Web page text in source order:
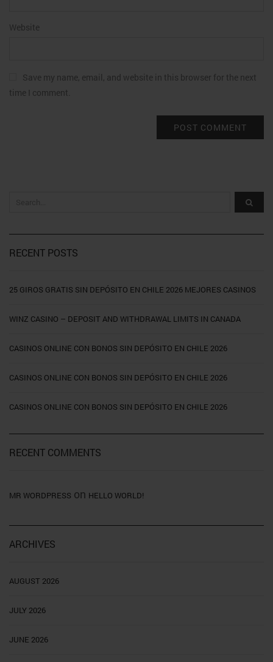
Website
Save my name, email, and website in this browser for the next
time I comment.
RECENT POSTS
25 GIROS GRATIS SIN DEPÓSITO EN CHILE 2026 MEJORES CASINOS
WINZ CASINO – DEPOSIT AND WITHDRAWAL LIMITS IN CANADA
CASINOS ONLINE CON BONOS SIN DEPÓSITO EN CHILE 2026
CASINOS ONLINE CON BONOS SIN DEPÓSITO EN CHILE 2026
CASINOS ONLINE CON BONOS SIN DEPÓSITO EN CHILE 2026
RECENT COMMENTS
MR WORDPRESS on HELLO WORLD!
ARCHIVES
AUGUST 2026
JULY 2026
JUNE 2026